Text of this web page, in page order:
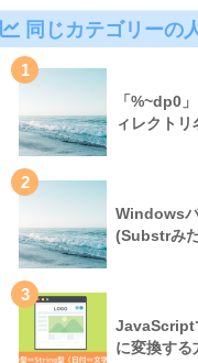
同じカテゴリーの
1
「%~dp0
ィレクト
2
Windows
(Substrみ
3
JavaScript
に変換する